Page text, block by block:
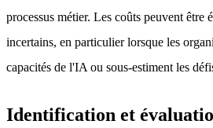
processus métier. Les coûts peuvent être
incertains, en particulier lorsque les
capacités de l'IA ou sous-estiment les
Identification et